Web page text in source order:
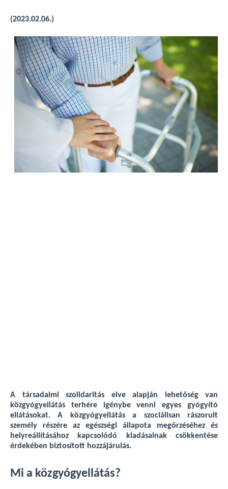
(2023.02.06.)
A társadalmi szolidaritás elve alapján lehetőség van
közgyógyellátás terhére igénybe venni egyes gyógyító
ellátásokat. A közgyógyellátás a szociálisan rászorult
személy részére az egészségi állapota megőrzéséhez és
helyreállításához kapcsolódó kiadásainak csökkentése
érdekében biztosított hozzájárulás.
Mi a közgyógyellátás?